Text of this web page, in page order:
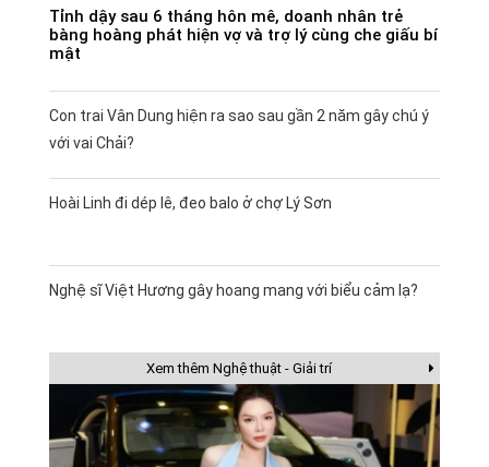
Tỉnh dậy sau 6 tháng hôn mê, doanh nhân trẻ
bàng hoàng phát hiện vợ và trợ lý cùng che giấu bí
mật
Con trai Vân Dung hiện ra sao sau gần 2 năm gây chú ý
với vai Chải?
Hoài Linh đi dép lê, đeo balo ở chợ Lý Sơn
Nghệ sĩ Việt Hương gây hoang mang với biểu cảm lạ?
Xem thêm Nghệ thuật - Giải trí